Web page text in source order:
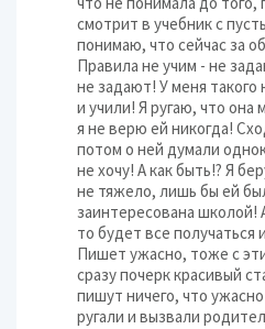
смотрит в учебник с
понимаю, что сейчас за
Правила не учим - не
не задают! У меня
и учили! Я ругаю, что она
я не верю ей никогда!
потом о ней думали
не хочу! А как быть!? Я
не тяжело, лишь бы ей
заинтересована школой!
то будет все получаться
Пишет ужасно, тоже с
сразу почерк красивый
пишут ничего, что
ругали и вызвали